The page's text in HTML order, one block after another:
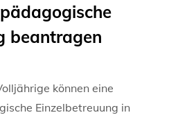
beantragen
können eine
Einzelbetreuung in